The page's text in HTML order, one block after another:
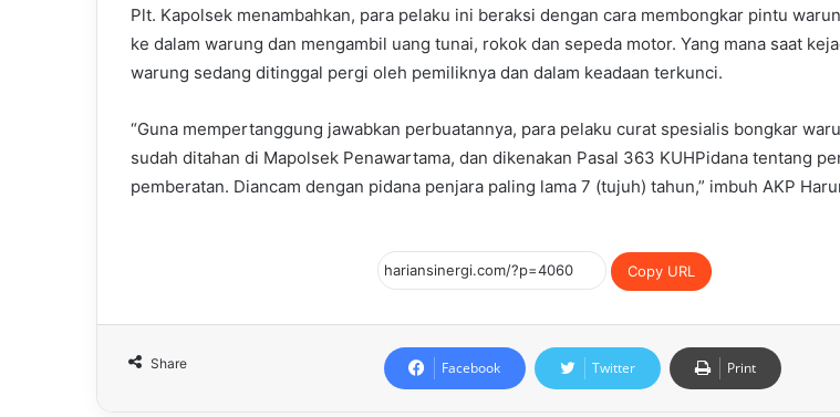
Plt. Kapolsek menambahkan, para pelaku ini beraksi dengan cara membongkar pintu
ke dalam warung dan mengambil uang tunai, rokok dan sepeda motor. Yang mana saat
warung sedang ditinggal pergi oleh pemiliknya dan dalam keadaan terkunci.
“Guna mempertanggung jawabkan perbuatannya, para pelaku curat spesialis bongkar
sudah ditahan di Mapolsek Penawartama, dan dikenakan Pasal 363 KUHPidana tentang
pemberatan. Diancam dengan pidana penjara paling lama 7 (tujuh) tahun,” imbuh AKP
Copy URL
Share Facebook Twitter Print